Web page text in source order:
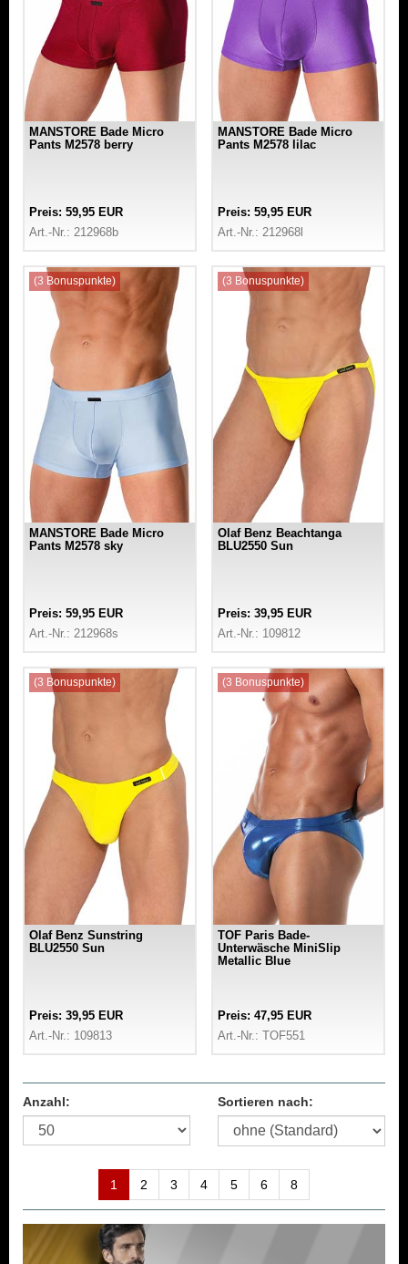
MANSTORE Bade Micro
Pants M2578 berry
Preis: 59,95 EUR
Art.-Nr.: 212968b
MANSTORE Bade Micro
Pants M2578 lilac
Preis: 59,95 EUR
Art.-Nr.: 212968l
(3 Bonuspunkte)
MANSTORE Bade Micro
Pants M2578 sky
Preis: 59,95 EUR
Art.-Nr.: 212968s
(3 Bonuspunkte)
Olaf Benz Beachtanga
BLU2550 Sun
Preis: 39,95 EUR
Art.-Nr.: 109812
(3 Bonuspunkte)
Olaf Benz Sunstring
BLU2550 Sun
Preis: 39,95 EUR
Art.-Nr.: 109813
(3 Bonuspunkte)
TOF Paris Bade-
Unterwäsche MiniSlip
Metallic Blue
Preis: 47,95 EUR
Art.-Nr.: TOF551
Anzahl: Sortieren nach:
1 2 3 4 5 6 8